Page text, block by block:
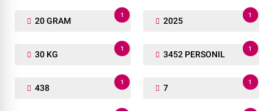
20 GRAM
1
2025
1
30 KG
1
3452 PERSONIL
1
438
1
7
1